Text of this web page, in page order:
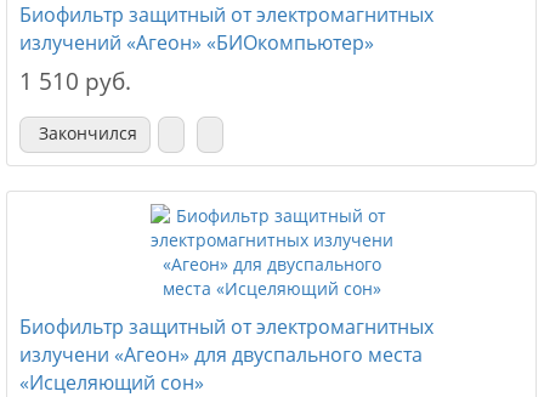
Биофильтр защитный от электромагнитных
излучений «Агеон» «БИОкомпьютер»
1 510 руб.
Закончился
Биофильтр защитный от электромагнитных
излучени «Агеон» для двуспального места
«Исцеляющий сон»